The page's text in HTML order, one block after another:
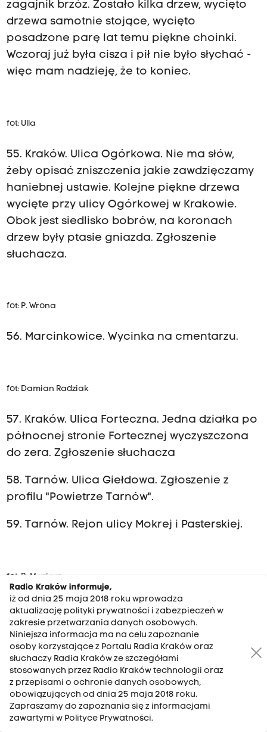
zagajnik brzóz. Zostało kilka drzew, wycięto
drzewa samotnie stojące, wycięto
posadzone parę lat temu piękne choinki.
Wczoraj już była cisza i pił nie było słychać -
więc mam nadzieję, że to koniec.
fot: Ulla
55. Kraków. Ulica Ogórkowa. Nie ma słów,
żeby opisać zniszczenia jakie zawdzięczamy
haniebnej ustawie. Kolejne piękne drzewa
wycięte przy ulicy Ogórkowej w Krakowie.
Obok jest siedlisko bobrów, na koronach
drzew były ptasie gniazda. Zgłoszenie
słuchacza.
fot: P. Wrona
56. Marcinkowice. Wycinka na cmentarzu.
fot: Damian Radziak
57. Kraków. Ulica Forteczna. Jedna działka po
północnej stronie Fortecznej wyczyszczona
do zera. Zgłoszenie słuchacza
58. Tarnów. Ulica Giełdowa. Zgłoszenie z
profilu "Powietrze Tarnów".
59. Tarnów. Rejon ulicy Mokrej i Pasterskiej.
fot: B. Maziarz
60. Róg Malborskiej i Kamieńskiego w
Krakowie:
"Tutaj bardzo ładna alejka również została
ogołocona". Fot. Marek Chwałek
Radio Kraków informuje,
iż od dnia 25 maja 2018 roku wprowadza
aktualizację polityki prywatności i zabezpieczeń w
zakresie przetwarzania danych osobowych.
Niniejsza informacja ma na celu zapoznanie
osoby korzystające z Portalu Radia Kraków oraz
słuchaczy Radia Kraków ze szczegółami
stosowanych przez Radio Kraków technologii oraz
z przepisami o ochronie danych osobowych,
obowiązujących od dnia 25 maja 2018 roku.
Zapraszamy do zapoznania się z informacjami
zawartymi w Polityce Prywatności.